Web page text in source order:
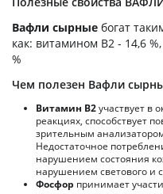
Вафли сырные богат
как: витамином B2 - 14,6
%
Чем полезен Вафли
Витамин В2участвует в
реакциях, способствует
зрительным
Недостаточное
нарушением состояния
нарушением светового и
Фосфор принимает